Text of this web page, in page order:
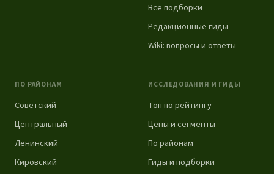
Все подборки
Редакционные гиды
Wiki: вопросы и ответы
ПО РАЙОНАМ
Советский
Центральный
Ленинский
Кировский
ИССЛЕДОВАНИЯ И ГИДЫ
Топ по рейтингу
Цены и сегменты
По районам
Гиды и подборки